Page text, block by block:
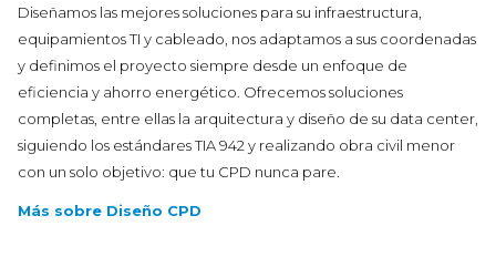
Diseñamos las mejores soluciones para su infraestructura,
equipamientos TI y cableado, nos adaptamos a sus coordenadas
y definimos el proyecto siempre desde un enfoque de
eficiencia y ahorro energético. Ofrecemos soluciones
completas, entre ellas la arquitectura y diseño de su data center,
siguiendo los estándares TIA 942 y realizando obra civil menor
con un solo objetivo: que tu CPD nunca pare.
Más sobre Diseño CPD